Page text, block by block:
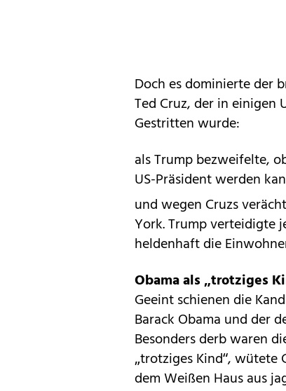
Doch es dominierte der
Ted Cruz, der in einigen
Gestritten wurde:
als Trump bezweifelte,
US-Präsident werden
und wegen Cruzs
York. Trump verteidigte
heldenhaft die
Obama als „trotziges
Geeint schienen die
Barack Obama und der
Besonders derb waren
„trotziges Kind“,
dem Weißen Haus aus